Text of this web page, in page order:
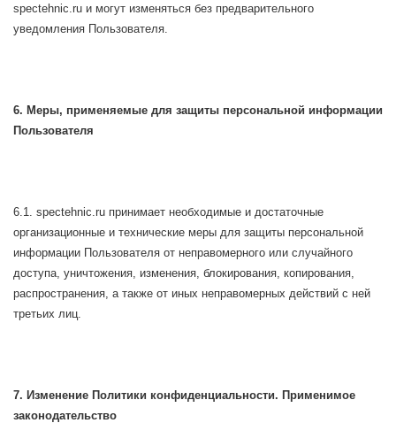
spectehnic.ru и могут изменяться без предварительного
уведомления Пользователя.
6. Меры, применяемые для защиты персональной информации
Пользователя
6.1. spectehnic.ru принимает необходимые и достаточные
организационные и технические меры для защиты персональной
информации Пользователя от неправомерного или случайного
доступа, уничтожения, изменения, блокирования, копирования,
распространения, а также от иных неправомерных действий с ней
третьих лиц.
7. Изменение Политики конфиденциальности. Применимое
законодательство